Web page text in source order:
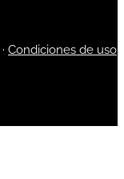
· Condiciones de uso